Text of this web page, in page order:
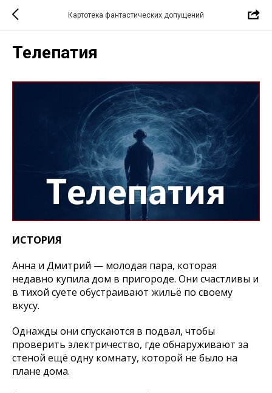
Картотека фантастических допущений
Телепатия
ИСТОРИЯ
Анна и Дмитрий — молодая пара, которая
недавно купила дом в пригороде. Они счастливы и
в тихой суете обустраивают жильё по своему
вкусу.
Однажды они спускаются в подвал, чтобы
проверить электричество, где обнаруживают за
стеной ещё одну комнату, которой не было на
плане дома.